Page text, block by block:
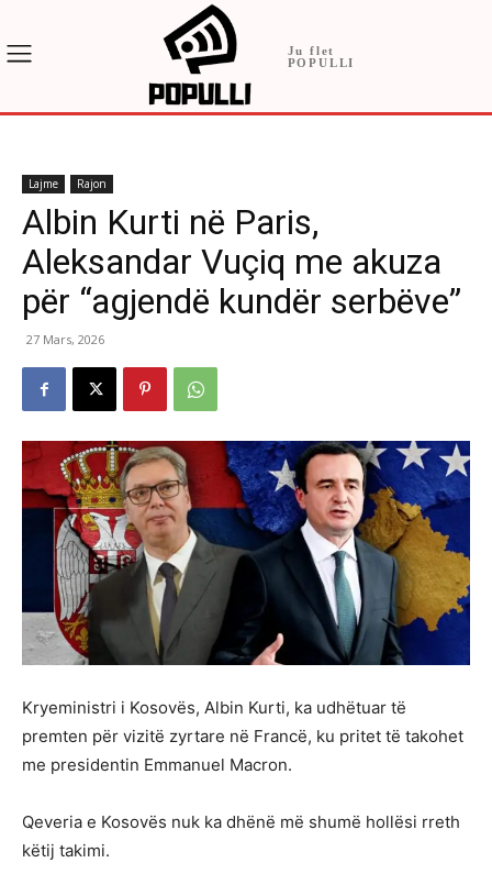
Ju flet
POPULLI
Lajme Rajon
Albin Kurti në Paris,
Aleksandar Vuçiq me akuza
për “agjendë kundër serbëve”
27 Mars, 2026
Kryeministri i Kosovës, Albin Kurti, ka udhëtuar të
premten për vizitë zyrtare në Francë, ku pritet të takohet
me presidentin Emmanuel Macron.
Qeveria e Kosovës nuk ka dhënë më shumë hollësi rreth
këtij takimi.